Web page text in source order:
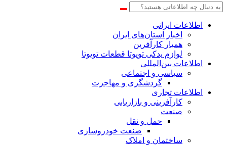
اطلاعات‌ ‎ایرانی
اخبار استان‌های ایران
همیار کارآفرین
لوازم یدکی تویوتا قطعات تویوتا
اطلاعات بین‌المللی
سیاسی و اجتماعی
گردشگری و مهاجرت
اطلاعات تجاری
کارآفرینی و بازاریابی
صنعت
حمل و نقل
صنعت خودروسازی
ساختمان و املاک